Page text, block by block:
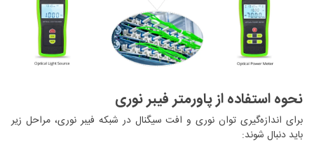
نحوه استفاده از پاورمتر فیبر نوری
برای اندازه‌گیری توان نوری و افت سیگنال در شبکه فیبر نوری، مراحل زیر
باید دنبال شوند: